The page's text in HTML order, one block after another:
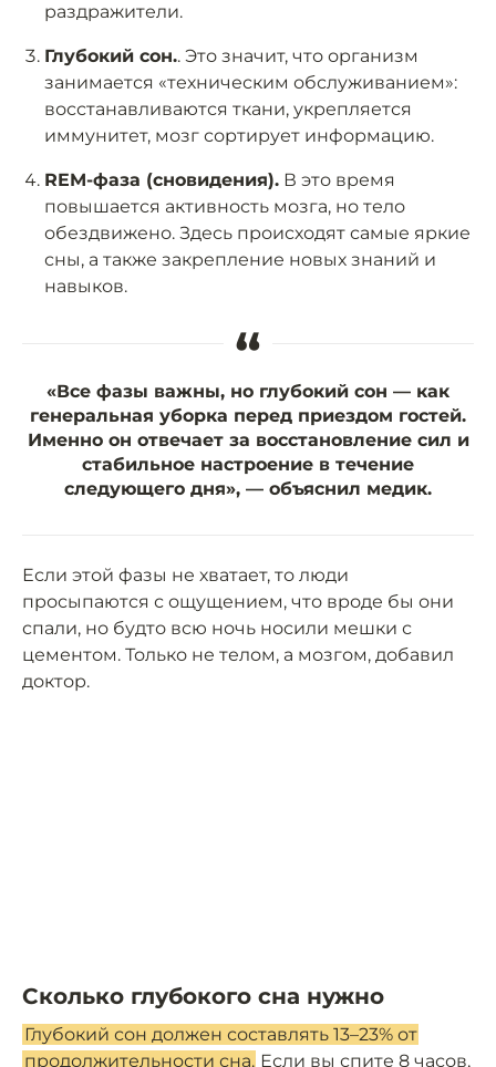
раздражители.
Глубокий сон.. Это значит, что организм
занимается «техническим обслуживанием»:
восстанавливаются ткани, укрепляется
иммунитет, мозг сортирует информацию.
REM-фаза (сновидения). В это время
повышается активность мозга, но тело
обездвижено. Здесь происходят самые яркие
сны, а также закрепление новых знаний и
навыков.
“
«Все фазы важны, но глубокий сон — как
генеральная уборка перед приездом гостей.
Именно он отвечает за восстановление сил и
стабильное настроение в течение
следующего дня», — объяснил медик.
Если этой фазы не хватает, то люди
просыпаются с ощущением, что вроде бы они
спали, но будто всю ночь носили мешки с
цементом. Только не телом, а мозгом, добавил
доктор.
Сколько глубокого сна нужно
Глубокий сон должен составлять 13–23% от
продолжительности сна. Если вы спите 8 часов,